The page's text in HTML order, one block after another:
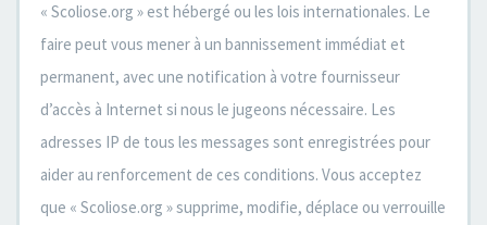
« Scoliose.org » est hébergé ou les lois internationales. Le
faire peut vous mener à un bannissement immédiat et
permanent, avec une notification à votre fournisseur
d’accès à Internet si nous le jugeons nécessaire. Les
adresses IP de tous les messages sont enregistrées pour
aider au renforcement de ces conditions. Vous acceptez
que « Scoliose.org » supprime, modifie, déplace ou verrouille